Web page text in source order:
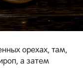
орехах, там,
а затем